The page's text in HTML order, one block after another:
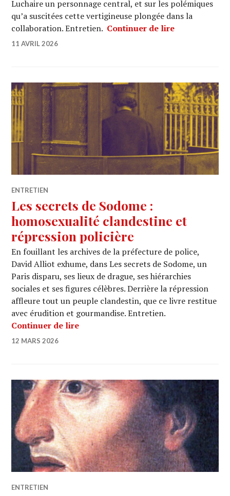
Luchaire un personnage central, et sur les polémiques
qu’a suscitées cette vertigineuse plongée dans la
collaboration. Entretien. Continuer de lireJacques
11 AVRIL 2026
ENTRETIEN
Les secrets de Sodome :
homosexualité clandestine et
répression policière
En fouillant les archives de la préfecture de police,
David Alliot exhume, dans Les secrets de Sodome, un
Paris disparu, ses lieux de drague, ses hiérarchies
sociales et ses figures célèbres. Derrière la répression
affleure tout un peuple clandestin, que ce livre restitue
avec érudition et gourmandise. Entretien.
Continuer de lireLes secrets de Sodome :
12 MARS 2026
ENTRETIEN